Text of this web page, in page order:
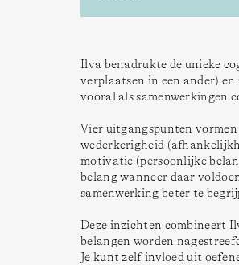
Ilva benadrukte de unieke
verplaatsen in een ander)
vooral als samenwerkingen
Vier uitgangspunten
wederkerigheid
motivatie (persoonlijke
belang wanneer daar
samenwerking beter te
Deze inzichten combineert
belangen worden
Je kunt zelf invloed uit